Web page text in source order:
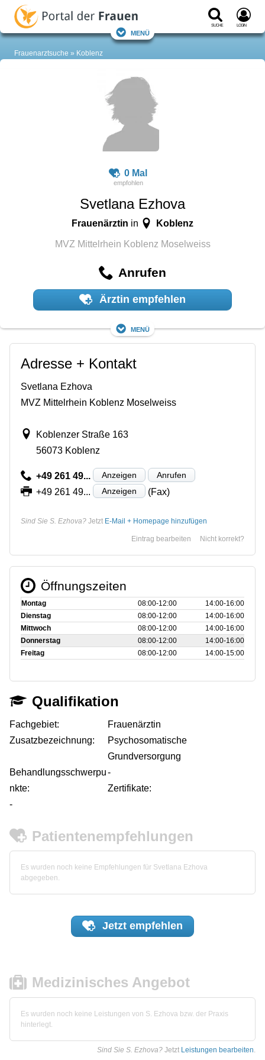
Suche Login
Menü
Frauenarztsuche Koblenz
0 Mal
Svetlana Ezhova
Frauenärztin in Koblenz
MVZ Mittelrhein Koblenz Moselweiss
Anrufen
Ärztin empfehlen
Menü
Adresse + Kontakt
Svetlana Ezhova
MVZ Mittelrhein Koblenz Moselweiss
Koblenzer Straße 163
56073 Koblenz
+49 261 49... Anzeigen Anrufen
+49 261 49... Anzeigen (Fax)
Sind Sie S. Ezhova? Jetzt E-Mail + Homepage hinzufügen
Nicht korrekt?
Eintrag bearbeiten
Öffnungszeiten
Montag 08:00‑12:00
14:00‑16:00
Dienstag
08:00‑12:00
14:00‑16:00
Mittwoch
08:00‑12:00
14:00‑16:00
Donnerstag
08:00‑12:00
14:00‑16:00
Freitag
08:00‑12:00 14:00‑15:00
Qualifikation
Fachgebiet:
Frauenärztin
Zusatzbezeichnung:
Psychosomatische
Grundversorgung
Behandlungsschwerpu
nkte:
-
Zertifikate:
-
Patientenempfehlungen
Es wurden noch keine Empfehlungen für Svetlana Ezhova
abgegeben.
Jetzt empfehlen
Medizinisches Angebot
Es wurden noch keine Leistungen von S. Ezhova bzw. der Praxis
hinterlegt.
Sind Sie S. Ezhova? Jetzt Leistungen bearbeiten.